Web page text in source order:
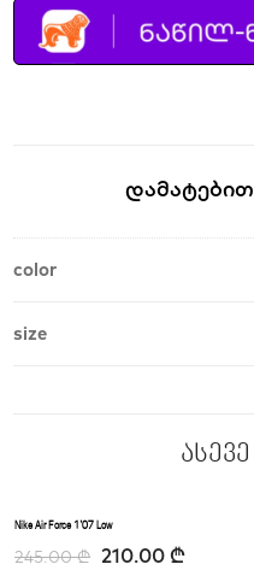
color
size
Nike Air Force 1’07 Low
245.00₾ 210.00 ₾